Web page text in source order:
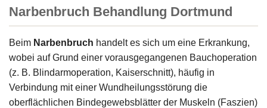
Narbenbruch Behandlung Dortmund
Beim Narbenbruch handelt es sich um eine Erkrankung,
wobei auf Grund einer vorausgegangenen Bauchoperation
(z. B. Blindarmoperation, Kaiserschnitt), häufig in
Verbindung mit einer Wundheilungsstörung die
oberflächlichen Bindegewebsblätter der Muskeln (Faszien)